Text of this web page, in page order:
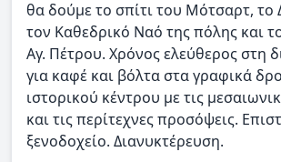
θα δούμε το σπίτι του Mότσαρτ, το
τον Kαθεδρικό Nαό της πόλης και
Aγ. Πέτρου. Xρόνος ελεύθερος στη
για καφέ και βόλτα στα γραφικά
ιστορικού κέντρου με τις
και τις περίτεχνες προσόψεις.
ξενοδοχείο. Διανυκτέρευση.